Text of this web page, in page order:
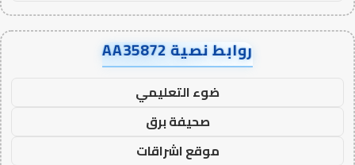
روابط نصية AA35872
ضوء التعليمي
صحيفة برق
موقع اشراقات